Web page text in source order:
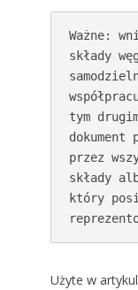
Ważne:
składy
tym
dokument
przez
składy
który
Użyte w